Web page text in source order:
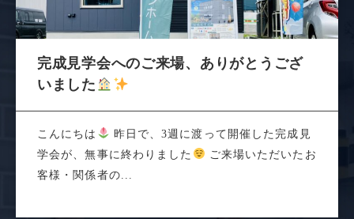
完成見学会へのご来場、ありがとうござ
いました
こんにちは
昨日で、3週に渡って開催した完成見
学会が、無事に終わりました
ご来場いただいたお
客様・関係者の...